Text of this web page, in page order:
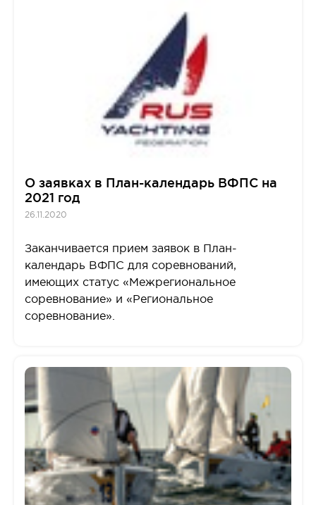
О заявках в План-календарь ВФПС на
2021 год
26.11.2020
Заканчивается прием заявок в План-
календарь ВФПС для соревнований,
имеющих статус «Межрегиональное
соревнование» и «Региональное
соревнование».